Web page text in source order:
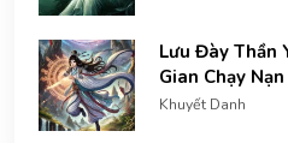
Lưu Đày Thần
Gian Chạy Nạn
Khuyết Danh